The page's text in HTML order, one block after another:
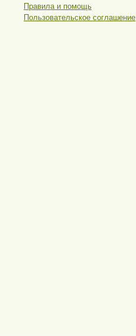
Правила и помощь
Пользовательское соглашение